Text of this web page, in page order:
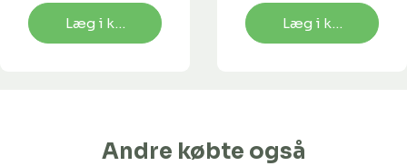
Læg i kurv Læg i kurv
Andre købte også